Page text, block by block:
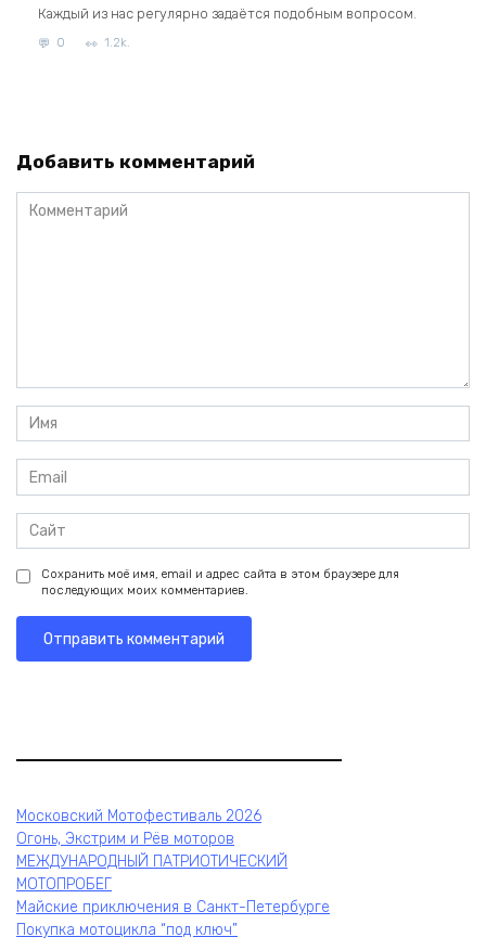
Каждый из нас регулярно задаётся подобным вопросом.
0 1.2k.
Добавить комментарий
Комментарий
Имя
*
Email
*
Сайт
Сохранить моё имя, email и адрес сайта в этом браузере для
последующих моих комментариев.
Московский Мотофестиваль 2026
Огонь, Экстрим и Рёв моторов
МЕЖДУНАРОДНЫЙ ПАТРИОТИЧЕСКИЙ
МОТОПРОБЕГ
Майские приключения в Санкт-Петербурге
Покупка мотоцикла “под ключ”